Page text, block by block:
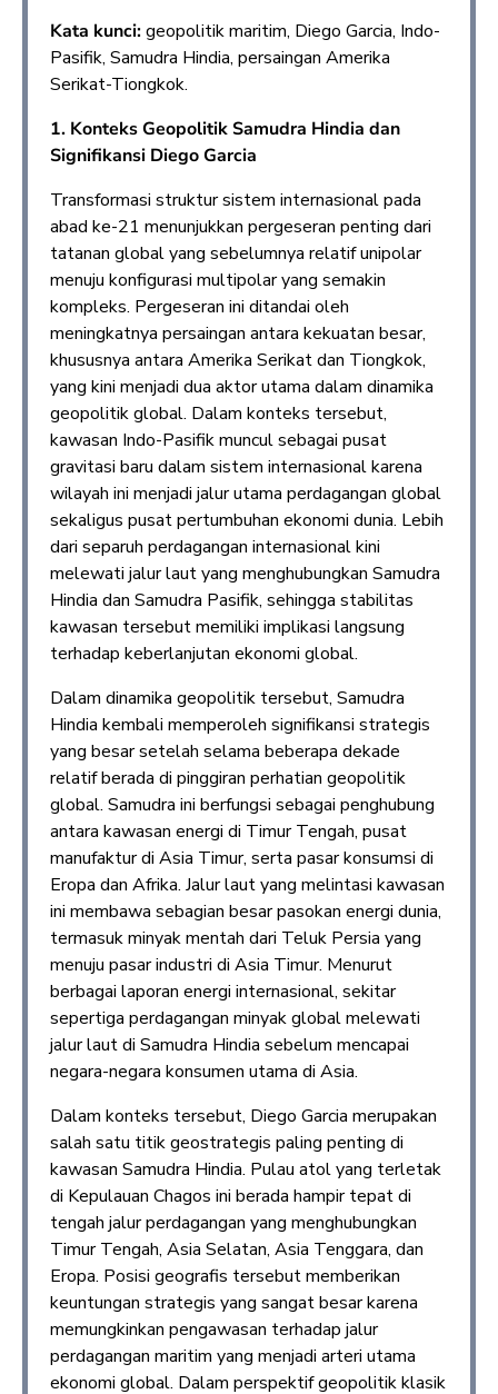
Kata kunci:geopolitik maritim, Diego Garcia, Indo-
Pasifik, Samudra Hindia, persaingan Amerika
Serikat-Tiongkok.
1. Konteks Geopolitik Samudra Hindia dan
Signifikansi Diego Garcia
Transformasi struktur sistem internasional pada
abad ke-21 menunjukkan pergeseran penting dari
tatanan global yang sebelumnya relatif unipolar
menuju konfigurasi multipolar yang semakin
kompleks. Pergeseran ini ditandai oleh
meningkatnya persaingan antara kekuatan besar,
khususnya antara Amerika Serikat dan Tiongkok,
yang kini menjadi dua aktor utama dalam dinamika
geopolitik global. Dalam konteks tersebut,
kawasan Indo-Pasifik muncul sebagai pusat
gravitasi baru dalam sistem internasional karena
wilayah ini menjadi jalur utama perdagangan global
sekaligus pusat pertumbuhan ekonomi dunia. Lebih
dari separuh perdagangan internasional kini
melewati jalur laut yang menghubungkan Samudra
Hindia dan Samudra Pasifik, sehingga stabilitas
kawasan tersebut memiliki implikasi langsung
terhadap keberlanjutan ekonomi global.
Dalam dinamika geopolitik tersebut, Samudra
Hindia kembali memperoleh signifikansi strategis
yang besar setelah selama beberapa dekade
relatif berada di pinggiran perhatian geopolitik
global. Samudra ini berfungsi sebagai penghubung
antara kawasan energi di Timur Tengah, pusat
manufaktur di Asia Timur, serta pasar konsumsi di
Eropa dan Afrika. Jalur laut yang melintasi kawasan
ini membawa sebagian besar pasokan energi dunia,
termasuk minyak mentah dari Teluk Persia yang
menuju pasar industri di Asia Timur. Menurut
berbagai laporan energi internasional, sekitar
sepertiga perdagangan minyak global melewati
jalur laut di Samudra Hindia sebelum mencapai
negara-negara konsumen utama di Asia.
Dalam konteks tersebut, Diego Garcia merupakan
salah satu titik geostrategis paling penting di
kawasan Samudra Hindia. Pulau atol yang terletak
di Kepulauan Chagos ini berada hampir tepat di
tengah jalur perdagangan yang menghubungkan
Timur Tengah, Asia Selatan, Asia Tenggara, dan
Eropa. Posisi geografis tersebut memberikan
keuntungan strategis yang sangat besar karena
memungkinkan pengawasan terhadap jalur
perdagangan maritim yang menjadi arteri utama
ekonomi global. Dalam perspektif geopolitik klasik